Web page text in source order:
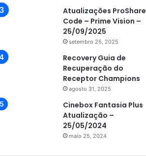
Atualizações ProShare
Code – Prime Vision –
25/09/2025
setembro 25, 2025
Recovery Guia de
Recuperação do
Receptor Champions
agosto 31, 2025
Cinebox Fantasia Plus
Atualização –
25/05/2024
maio 25, 2024